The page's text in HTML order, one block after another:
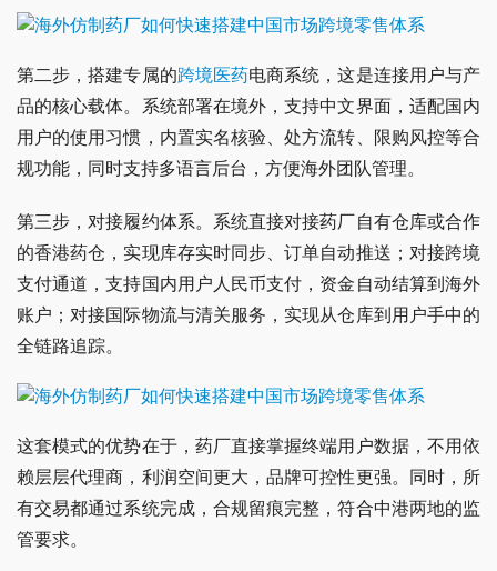
第二步，搭建专属的跨境医药电商系统，这是连接用户与产
品的核心载体。系统部署在境外，支持中文界面，适配国内
用户的使用习惯，内置实名核验、处方流转、限购风控等合
规功能，同时支持多语言后台，方便海外团队管理。
第三步，对接履约体系。系统直接对接药厂自有仓库或合作
的香港药仓，实现库存实时同步、订单自动推送；对接跨境
支付通道，支持国内用户人民币支付，资金自动结算到海外
账户；对接国际物流与清关服务，实现从仓库到用户手中的
全链路追踪。
这套模式的优势在于，药厂直接掌握终端用户数据，不用依
赖层层代理商，利润空间更大，品牌可控性更强。同时，所
有交易都通过系统完成，合规留痕完整，符合中港两地的监
管要求。